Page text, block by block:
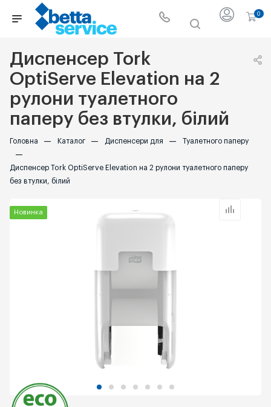
0
Диспенсер Tork
OptiServe Elevation на 2
рулони туалетного
паперу без втулки, білий
Головна — Каталог — Диспенсери для — Туалетного паперу
—
Диспенсер Tork OptiServe Elevation на 2 рулони туалетного паперу
без втулки, білий
Новинка